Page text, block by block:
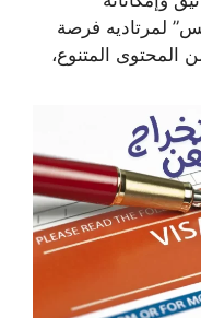
لمرتاديه فرصة
المحتوى المتنوع،